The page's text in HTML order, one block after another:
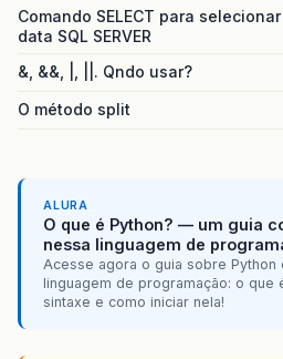
Comando SELECT para
data SQL SERVER
&, &&, |, ||. Qndo usar?
O método split
ALURA
O que é Python? — um guia
nessa linguagem de
Acesse agora o guia sobre Python
linguagem de programação: o que
sintaxe e como iniciar nela!